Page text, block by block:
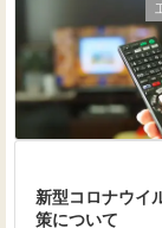
新型コロナウイ
策について